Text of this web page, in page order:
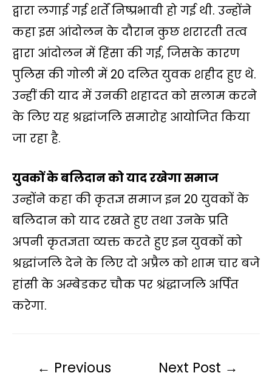
द्वारा लगाई गई शर्तें निष्प्रभावी हो गई थी. उन्होंने
कहा इस आंदोलन के दौरान कुछ शरारती तत्व
द्वारा आंदोलन में हिंसा की गई, जिसके कारण
पुलिस की गोली में 20 दलित युवक शहीद हुए थे.
उन्हीं की याद में उनकी शहादत को सलाम करने
के लिए यह श्रद्धांजलि समारोह आयोजित किया
जा रहा है.
युवकों के बलिदान को याद रखेगा समाज
उन्होंने कहा की कृतज्ञ समाज इन 20 युवकों के
बलिदान को याद रखते हुए तथा उनके प्रति
अपनी कृतज्ञता व्यक्त करते हुए इन युवकों को
श्रद्धांजलि देने के लिए दो अप्रैल को शाम चार बजे
हांसी के अम्बेडकर चौक पर श्रंद्धाजलि अर्पित
करेगा.
← Previous
Next Post →